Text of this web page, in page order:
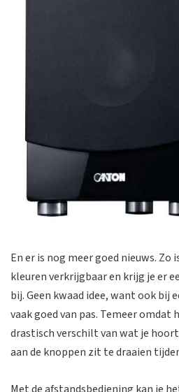
En er is nog meer goed nieuws. Zo
kleuren verkrijgbaar en krijg je er
bij. Geen kwaad idee, want ook bij
vaak goed van pas. Temeer
drastisch verschilt van wat je
aan de knoppen zit te draaien